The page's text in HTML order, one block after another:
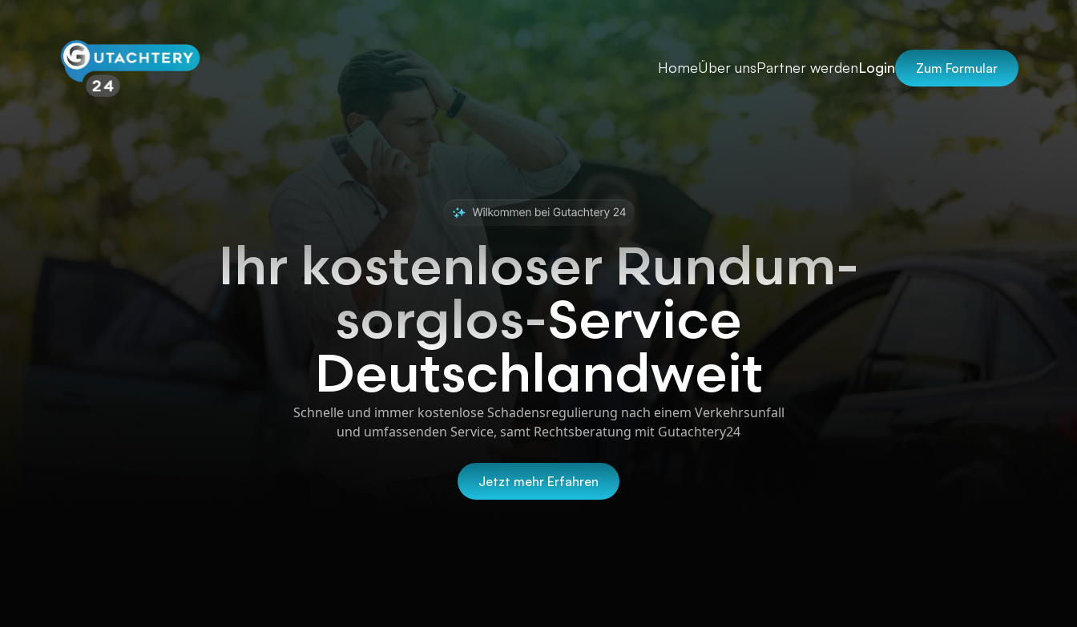
HomeÜber unsPartner werdenLogin Zum Formular
Ihr kostenloser Rundum-
sorglos-Service
Deutschlandweit
Schnelle und immer kostenlose Schadensregulierung nach einem Verkehrsunfall
und umfassenden Service, samt Rechtsberatung mit Gutachtery24
Jetzt mehr Erfahren